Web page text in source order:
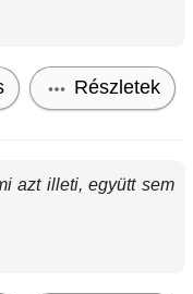
Részletek
azt illeti, együtt sem